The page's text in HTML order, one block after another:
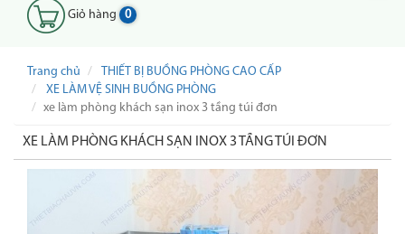
Giỏ hàng 0
Trang chủ
THIẾT BỊ BUỒNG PHÒNG CAO CẤP
XE LÀM VỆ SINH BUỒNG PHÒNG
xe làm phòng khách sạn inox 3 tầng túi đơn
XE LÀM PHÒNG KHÁCH SẠN INOX 3 TẦNG TÚI ĐƠN